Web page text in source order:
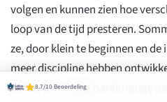
volgen en kunnen zien hoe
loop van de tijd presteren.
ze, door klein te beginnen en
meer discipline hebben
eerdere, volledig handmatige
8.7/10 Beoordeling